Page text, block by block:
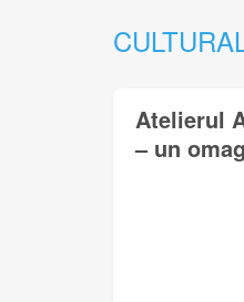
Atelierul
– un